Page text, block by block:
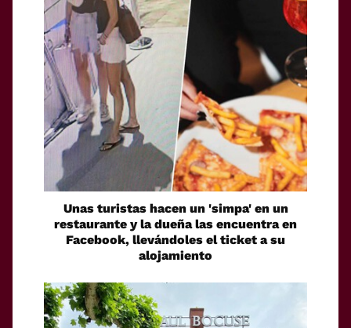
Unas turistas hacen un 'simpa' en un
restaurante y la dueña las encuentra en
Facebook, llevándoles el ticket a su
alojamiento